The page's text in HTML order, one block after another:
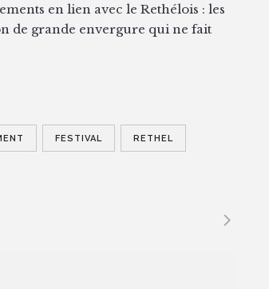
en lien avec le Rethélois : les
de grande envergure qui ne fait
FESTIVAL RETHEL